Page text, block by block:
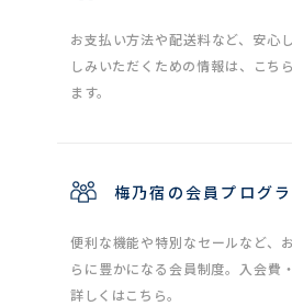
お支払い方法や配送料など、安心
しみいただくための情報は、こち
ます。
梅乃宿の会員プログ
便利な機能や特別なセールなど、
らに豊かになる会員制度。入会費
詳しくはこちら。